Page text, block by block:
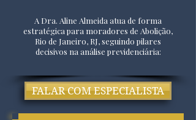
A Dra. Aline Almeida atua de forma
estratégica para moradores de Abolição,
Rio de Janeiro, RJ, seguindo pilares
decisivos na análise previdenciária:
FALAR COM ESPECIALISTA